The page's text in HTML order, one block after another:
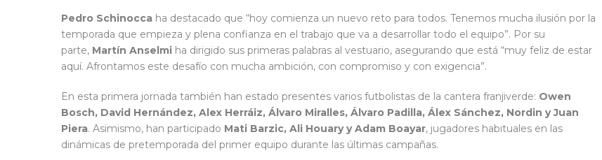
Pedro Schinocca ha destacado que “hoy comienza un nuevo reto para todos. Tenemos mucha ilusión por la
temporada que empieza y plena confianza en el trabajo que va a desarrollar todo el equipo”. Por su
parte, Martín Anselmi ha dirigido sus primeras palabras al vestuario, asegurando que está “muy feliz de estar
aquí. Afrontamos este desafío con mucha ambición, con compromiso y con exigencia”.
En esta primera jornada también han estado presentes varios futbolistas de la cantera franjiverde: Owen
Bosch, David Hernández, Alex Herráiz, Álvaro Miralles, Álvaro Padilla, Álex Sánchez, Nordin y Juan
Piera. Asimismo, han participado Mati Barzic, Ali Houary y Adam Boayar, jugadores habituales en las
dinámicas de pretemporada del primer equipo durante las últimas campañas.